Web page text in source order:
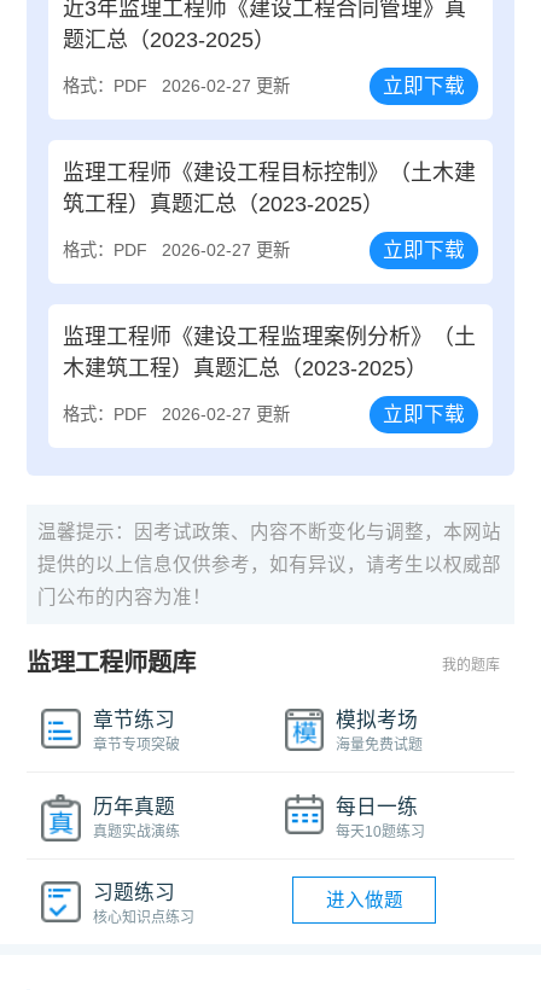
近3年监理工程师《建设工程合同管理》真
题汇总（2023-2025）
格式：PDF 2026-02-27 更新 立即下载
监理工程师《建设工程目标控制》（土木建
筑工程）真题汇总（2023-2025）
格式：PDF 2026-02-27 更新 立即下载
监理工程师《建设工程监理案例分析》（土
木建筑工程）真题汇总（2023-2025）
格式：PDF 2026-02-27 更新 立即下载
温馨提示：因考试政策、内容不断变化与调整，本网站
提供的以上信息仅供参考，如有异议，请考生以权威部
门公布的内容为准！
监理工程师题库 我的题库
章节练习
章节专项突破
模拟考场
海量免费试题
历年真题
真题实战演练
每日一练
每天10题练习
习题练习
核心知识点练习
进入做题